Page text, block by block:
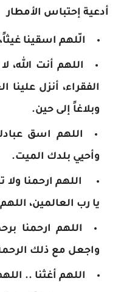
أدعية إحتباس الأمطار
الّلهم اسقينا
اللهم أنت الله،
الفقراء، أنزل
وبلاغاً إلى حين.
اللهم اسق
وأحيي بلدك الميت.
اللهم ارحمنا ولا
يا رب العالمين،
اللهم ارحمنا
واجعل مع ذلك
اللهم أغثنا ..